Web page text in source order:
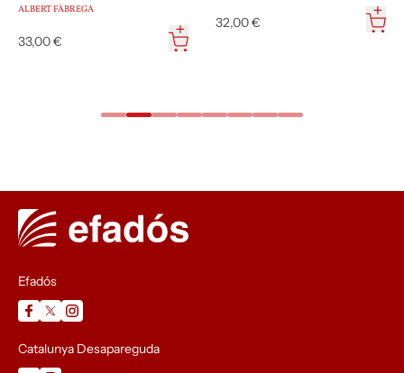
ALBERT FÀBREGA
33,00 €
32,00 €
Efadós
Catalunya Desapareguda